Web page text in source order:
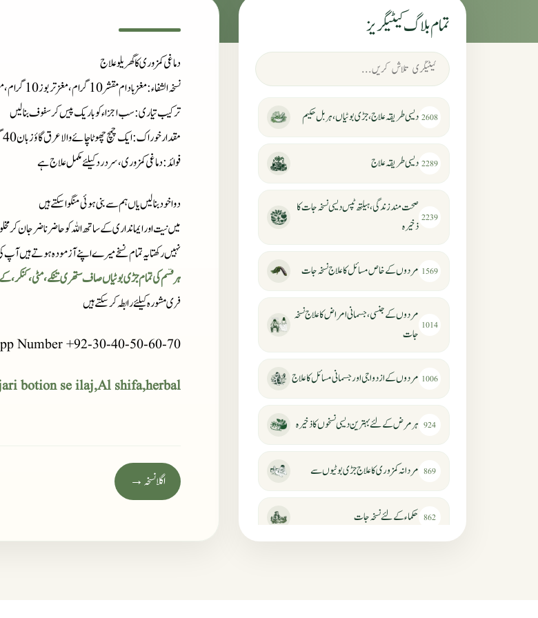
دماغی کمزوری کا گھریلو علاج
نسخہ الشفاء: مغز بادام مقشر 10 گرام، مغز تربوز10 گرام، مغز کدو 10 گرام، چینی 10 گرام
ترکیب تیاری: سب اجزاء کو باریک پیس کر سفوف بنالیں
مقدارخوراک: ایک چمچ چھوٹا چائے والا عرق گاؤزبان 40 گرام کیساتھ کھائیں دن میں تین بار خالی پیٹ کھائیں ایک ماہ استعمال کریں
فوائد: دماغی کمزوری، سر درد کیلئے مکمل علاج ہے
دوا خود بنا لیں یاں ہم سے بنی ہوئی منگوا سکتے ہیں
میں نیت اور ایمانداری کے ساتھ اللہ کو حاضر ناضر جان
نہیں رکھتا یہ تمام نسخے میرے اپنے آزمودہ ہوتے ہیں آپ
ہر قسم کی تمام جڑی بوٹیاں صاف ستھری تنکے، مٹی، کنکر،
فری مشورہ کیلئے رابطہ کر سکتے ہیں
Number +92-30-40-50-60-70
botion se ilaj,Al shifa,herbal
اگلا نسخہ →
تمام بلاگ کیٹیگریز
2608 دیسی طریقہ علاج، جڑی بوٹیاں، ہربل حکیم
2289 دیسی طریقہ علاج
2239
صحت مند زندگی، ہیلتھ ٹپس دیسی نسخہ جات کا
ذخیرہ
1569 مردوں کے خاص مسائل کا علاج نسخہ جات
1014
مردوں کے جنسی، جسمانی امراض کا علاج نسخہ
جات
1006 مردوں کے ازدواجی اور جسمانی مسائل کا علاج
924 ہر مرض کے لئے بہترین دیسی نسخوں کا ذخیرہ
869 مردانہ کمزوری کا علاج جڑی بوٹیوں سے
862 حکماء کےلئے نسخہ جات